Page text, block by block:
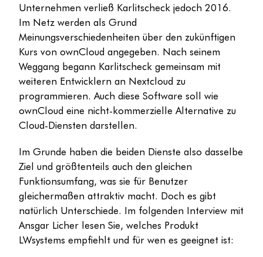
Unternehmen verließ Karlitscheck jedoch 2016.
Im Netz werden als Grund
Meinungsverschiedenheiten über den zukünftigen
Kurs von ownCloud angegeben. Nach seinem
Weggang begann Karlitscheck gemeinsam mit
weiteren Entwicklern an Nextcloud zu
programmieren. Auch diese Software soll wie
ownCloud eine nicht-kommerzielle Alternative zu
Cloud-Diensten darstellen.
Im Grunde haben die beiden Dienste also dasselbe
Ziel und größtenteils auch den gleichen
Funktionsumfang, was sie für Benutzer
gleichermaßen attraktiv macht. Doch es gibt
natürlich Unterschiede. Im folgenden Interview mit
Ansgar Licher lesen Sie, welches Produkt
LWsystems empfiehlt und für wen es geeignet ist: